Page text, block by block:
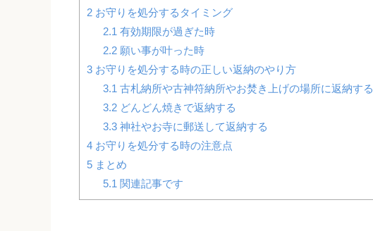
2 お守りを処分するタイミング
2.1 有効期限が過ぎた時
2.2願い事が叶った時
3 お守りを処分する時の正しい返納のやり方
3.1 古札納所や古神符納所やお焚き上げの場所に返納する
3.2どんどん焼きで返納する
3.3神社やお寺に郵送して返納する
4 お守りを処分する時の注意点
5 まとめ
5.1 関連記事です